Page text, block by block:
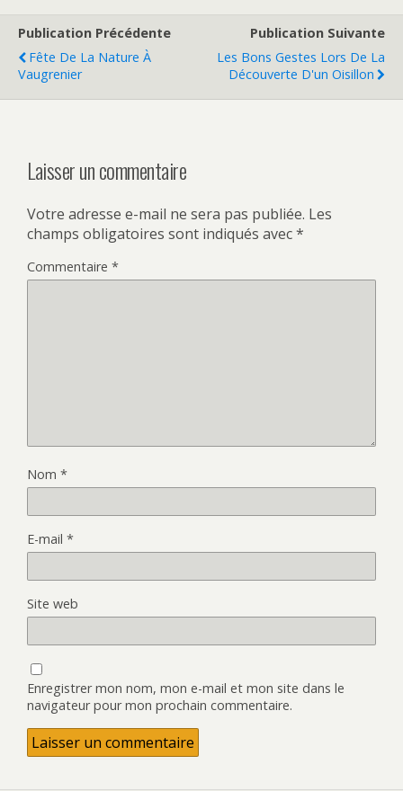
b
o
o
k
d
o
l g
Publication Précédente
Fête De La Nature À
Vaugrenier
Publication Suivante
Les Bons Gestes Lors De La
Découverte D'un Oisillon
Laisser un commentaire
Votre adresse e-mail ne sera pas publiée. Les
champs obligatoires sont indiqués avec*
Commentaire *
Nom *
E-mail *
Site web
Enregistrer mon nom, mon e-mail et mon site dans le
navigateur pour mon prochain commentaire.